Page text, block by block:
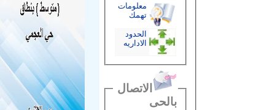
معلومات
تهمك
الحدود
الاداريه
الاتصال
بالحى